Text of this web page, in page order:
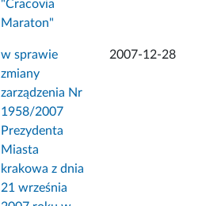
"Cracovia
Maraton"
w sprawie
zmiany
zarządzenia Nr
1958/2007
Prezydenta
Miasta
krakowa z dnia
21 września
2007-12-28